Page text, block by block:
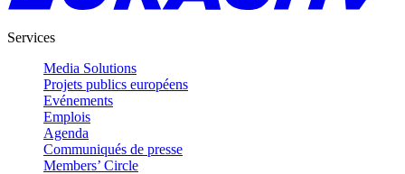
Services
Media Solutions
Projets publics européens
Evénements
Emplois
Agenda
Communiqués de presse
Members’ Circle